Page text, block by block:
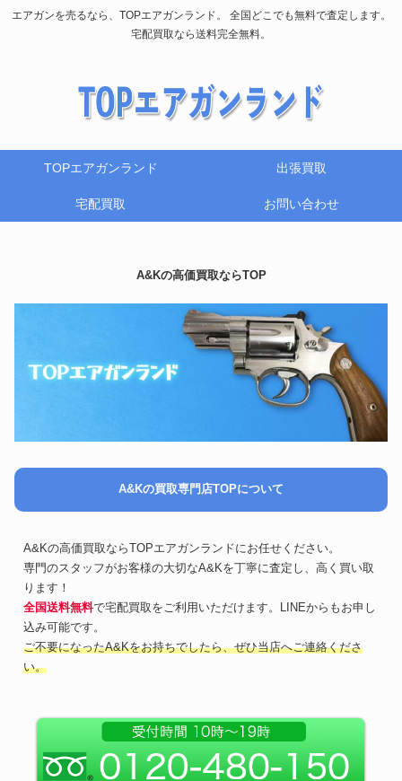
エアガンを売るなら、TOPエアガンランド。 全国どこでも無料で査定します。
宅配買取なら送料完全無料。
TOPエアガンランド 出張買取
宅配買取 お問い合わせ
A&Kの高価買取ならTOP
A&Kの買取専門店TOPについて
A&Kの高価買取ならTOPエアガンランドにお任せください。
専門のスタッフがお客様の大切なA&Kを丁寧に査定し、高く買い取
ります！
全国送料無料で宅配買取をご利用いただけます。LINEからもお申し
込み可能です。
ご不要になったA&Kをお持ちでしたら、ぜひ当店へご連絡くださ
い。